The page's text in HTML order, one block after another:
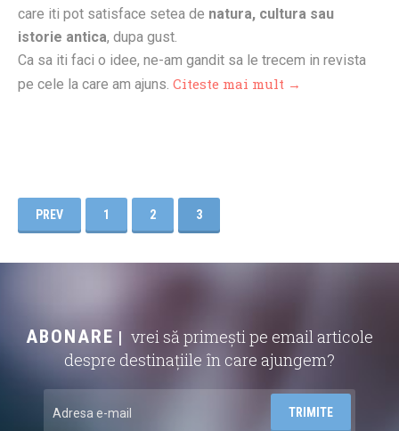
care iti pot satisface setea de natura, cultura sau
istorie antica, dupa gust.
Ca sa iti faci o idee, ne-am gandit sa le trecem in revista
pe cele la care am ajuns. Citeste mai mult →
PREV 1 2 3
ABONARE
vrei să primești pe email articole
despre destinațiile în care ajungem?